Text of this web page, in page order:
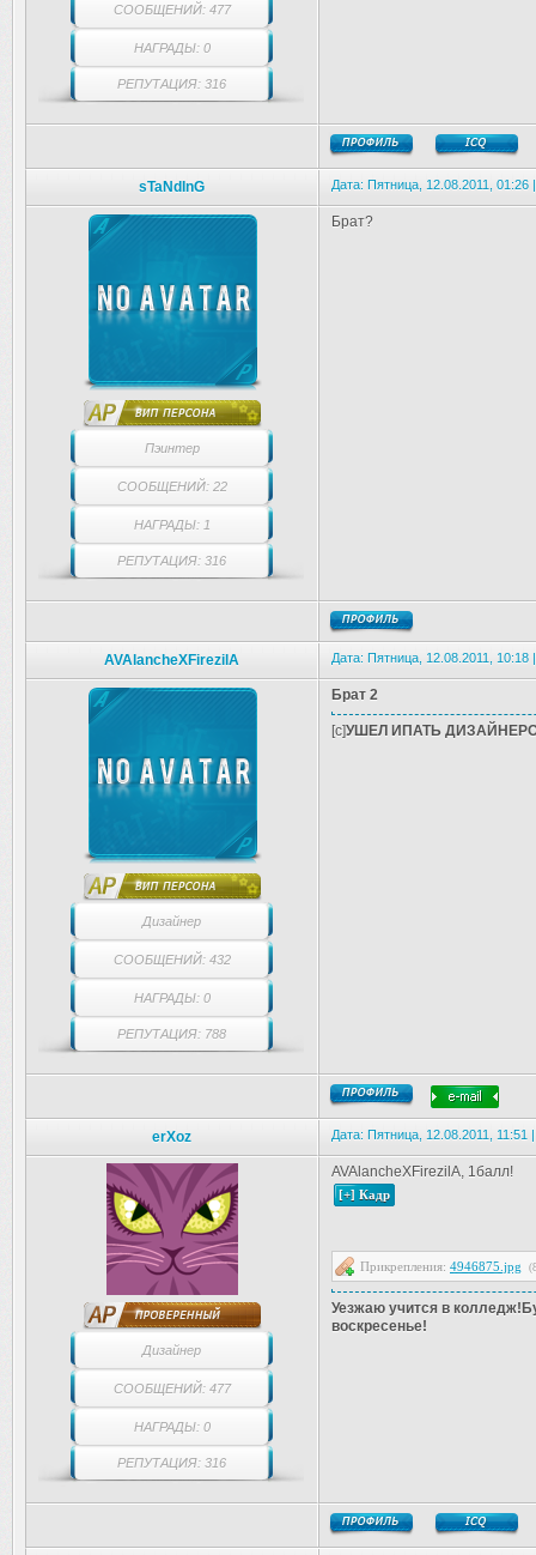
СООБЩЕНИЙ: 477
НАГРАДЫ: 0
РЕПУТАЦИЯ: 316
sTaNdInG Дата: Пятница, 12.08.2011,
Пэинтер
СООБЩЕНИЙ: 22
НАГРАДЫ: 1
РЕПУТАЦИЯ: 316
Брат?
AVAlancheXFirezilA Дата: Пятница, 12.08.2011,
Дизайнер
СООБЩЕНИЙ: 432
НАГРАДЫ: 0
РЕПУТАЦИЯ: 788
Брат 2
[c]УШЕЛ ИПАТЬ
erXoz Дата: Пятница, 12.08.2011,
Дизайнер
СООБЩЕНИЙ: 477
НАГРАДЫ: 0
РЕПУТАЦИЯ: 316
AVAlancheXFirezilA, 1балл!
Прикрепления: 4946875.jpg
Уезжаю учится в
воскресенье!